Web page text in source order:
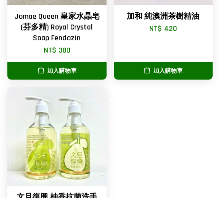
Jomae Queen 皇家水晶皂
(芬多精) Royal Crystal
Soap Fendozin
NT$ 380
加入購物車
加和 純澳洲茶樹精油
NT$ 420
加入購物車